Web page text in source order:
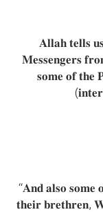
𝐀𝐥𝐥𝐚𝐡 𝐭𝐞𝐥𝐥𝐬
𝐌𝐞𝐬𝐬𝐞𝐧𝐠𝐞𝐫𝐬
𝐬𝐨𝐦𝐞 𝐨𝐟 𝐭𝐡𝐞
“𝐀𝐧𝐝 𝐚𝐥𝐬𝐨 𝐬𝐨𝐦𝐞
𝐭𝐡𝐞𝐢𝐫